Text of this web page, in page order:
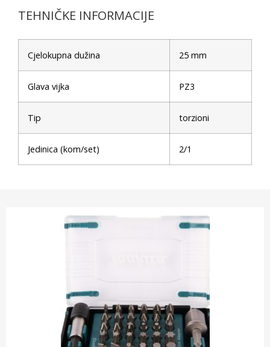
TEHNIČKE INFORMACIJE
Cjelokupna dužina 25 mm
Glava vijka PZ3
Tip torzioni
Jedinica (kom/set) 2/1